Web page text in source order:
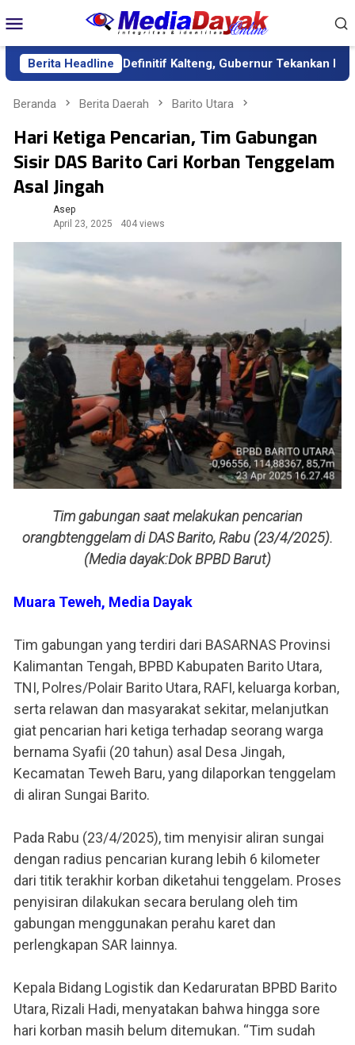
ke
kontenMobile
Berita Headline
Sekda Definitif Kalteng, Gubernur Tekankan Kerja Keras
Beranda Berita Daerah Barito Utara
Hari Ketiga Pencarian, Tim Gabungan
Sisir DAS Barito Cari Korban Tenggelam
Asal Jingah
Asep
April 23, 2025
404 views
Tim gabungan saat melakukan pencarian
orangbtenggelam di DAS Barito, Rabu (23/4/2025).
(Media dayak:Dok BPBD Barut)
Muara Teweh, Media Dayak
Tim gabungan yang terdiri dari BASARNAS Provinsi
Kalimantan Tengah, BPBD Kabupaten Barito Utara,
TNI, Polres/Polair Barito Utara, RAFI, keluarga korban,
serta relawan dan masyarakat sekitar, melanjutkan
giat pencarian hari ketiga terhadap seorang warga
bernama Syafii (20 tahun) asal Desa Jingah,
Kecamatan Teweh Baru, yang dilaporkan tenggelam
di aliran Sungai Barito.
Pada Rabu (23/4/2025), tim menyisir aliran sungai
dengan radius pencarian kurang lebih 6 kilometer
dari titik terakhir korban diketahui tenggelam. Proses
penyisiran dilakukan secara berulang oleh tim
gabungan menggunakan perahu karet dan
perlengkapan SAR lainnya.
Kepala Bidang Logistik dan Kedaruratan BPBD Barito
Utara, Rizali Hadi, menyatakan bahwa hingga sore
hari korban masih belum ditemukan. “Tim sudah